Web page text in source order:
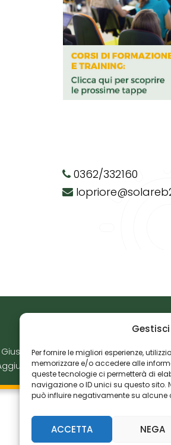
Per fornire le migliori esperienze,
memorizzare e/o accedere alle
queste tecnologie ci permetterà di
navigazione o ID unici su questo sito.
può influire negativamente su alcune
ACCETTA NEGA
0362/332160
Giussano (MB) | P.I. 06982770965